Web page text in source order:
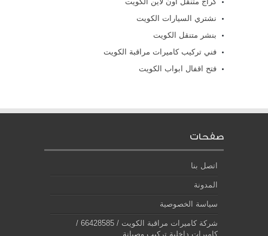
نشتري السيارات الكويت
بنشر متنقل الكويت
فني تركيب كاميرات مراقبة الكويت
فتح اقفال ابواب الكويت
صفحات
اتصل بنا
المدونة
سياسة الخصوصية
شركة كاميرات مراقبة الكويت / 66428585 /
كاميرات داخلية تركيب وصيانة